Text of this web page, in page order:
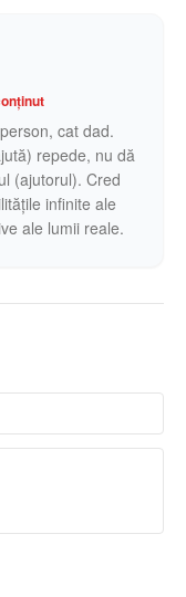
cat dad.
repede, nu dă
(ajutorul). Cred
infinite ale
ale lumii reale.